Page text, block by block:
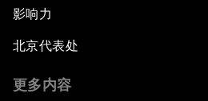
影响力
北京代表处
更多内容